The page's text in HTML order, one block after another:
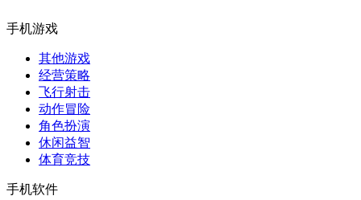
手机游戏
其他游戏
经营策略
飞行射击
动作冒险
角色扮演
休闲益智
体育竞技
手机软件